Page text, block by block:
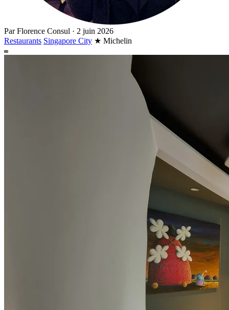
ParFlorence Consul · 2 juin 2026
Restaurants Singapore City ★ Michelin